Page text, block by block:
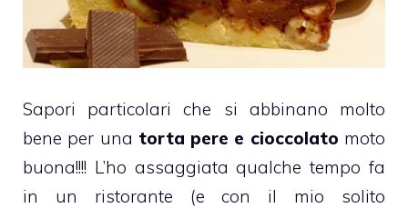
Sapori particolari che si abbinano molto
bene per una torta pere e cioccolato moto
buona!!!! L’ho assaggiata qualche tempo fa
in un ristorante (e con il mio solito